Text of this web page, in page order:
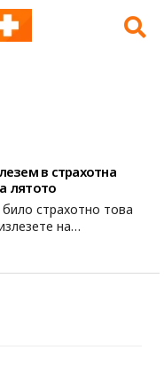
в страхотна
лятото
страхотно това
на…